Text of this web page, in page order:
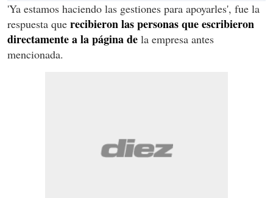
'Ya estamos haciendo las gestiones para apoyarles', fue la
respuesta que recibieron las personas que escribieron
directamente a la página de la empresa antes
mencionada.